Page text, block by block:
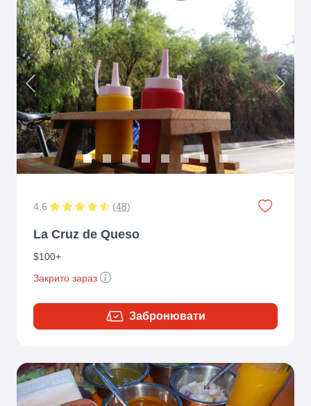
Previous Next
4.6 (48)
La Cruz de Queso
$100+
Закрито зараз
Забронювати